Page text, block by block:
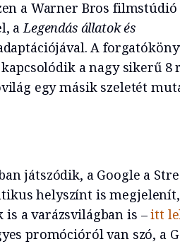
a Warner Bros
aLegendás állatok és
A
a nagy sikerű 8
egy másik szeletét
játszódik, a Google a
helyszínt is megjelenít,
a varázsvilágban is –itt
promócióról van szó, a